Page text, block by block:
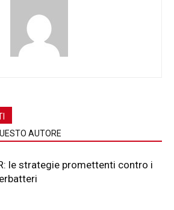
AUTORE
le strategie promettenti contro i